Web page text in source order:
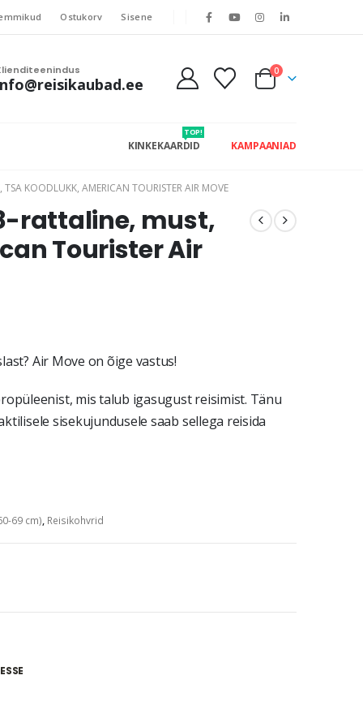
Ostukorv Sisene
0
TOP!
KINKEKAARDID KAMPAANIAD
KOODLUKK, AMERICAN TOURISTER AIR MOVE
rattaline, must,
Tourister Air
Air Move on õige vastus!
mis talub igasugust reisimist. Tänu
sisekujundusele saab sellega reisida
69 cm), Reisikohvrid